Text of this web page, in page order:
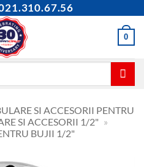
0
SI ACCESORII PENTRU
SI ACCESORII 1/2" »
BUJII 1/2"